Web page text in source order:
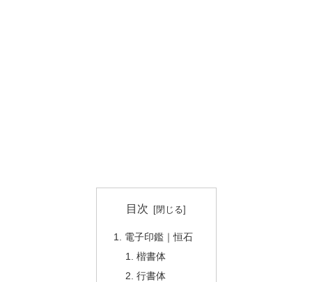
目次
電子印鑑｜恒石
楷書体
行書体